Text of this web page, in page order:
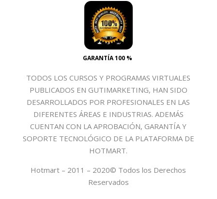
GARANTÍA 100 %
TODOS LOS CURSOS Y PROGRAMAS VIRTUALES
PUBLICADOS EN GUTIMARKETING, HAN SIDO
DESARROLLADOS POR PROFESIONALES EN LAS
DIFERENTES ÁREAS E INDUSTRIAS. ADEMÁS
CUENTAN CON LA APROBACIÓN, GARANTÍA Y
SOPORTE TECNOLÓGICO DE LA PLATAFORMA DE
HOTMART.
Hotmart – 2011 – 2020© Todos los Derechos
Reservados